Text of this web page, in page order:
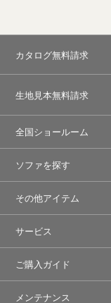
カタログ無料請求
生地見本無料請求
全国ショールーム
ソファを探す
その他アイテム
サービス
ご購入ガイド
メンテナンス